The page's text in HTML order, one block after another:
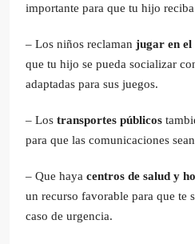
importante para que tu hijo
– Los niños reclaman jugar en el
que tu hijo se pueda socializar
adaptadas para sus juegos.
– Los transportes públicos
para que las comunicaciones
– Que haya centros de salud y
un recurso favorable para que te
caso de urgencia.